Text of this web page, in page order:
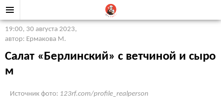
19:00, 30 августа 2023,
автор: Ермакова М.
Салат «Берлинский» с ветчиной и сыро
м
Источник фото: 123rf.com/profile_realperson